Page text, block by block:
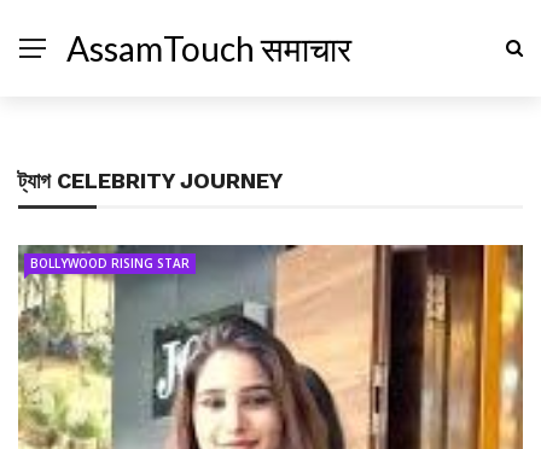
AssamTouch समाचार
ট্যাগ CELEBRITY JOURNEY
BOLLYWOOD RISING STAR